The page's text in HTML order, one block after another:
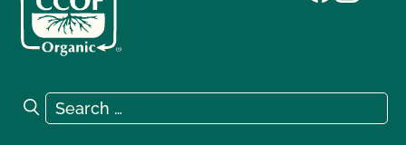
Search for:
Search